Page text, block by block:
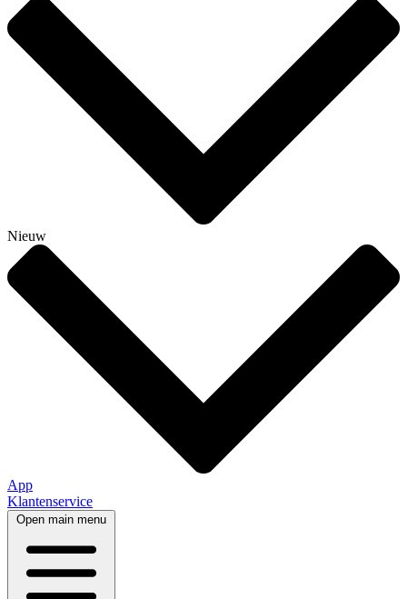
Nieuw
App
Klantenservice
Open main menu